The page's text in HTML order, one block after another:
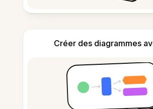
Créer des diagrammes